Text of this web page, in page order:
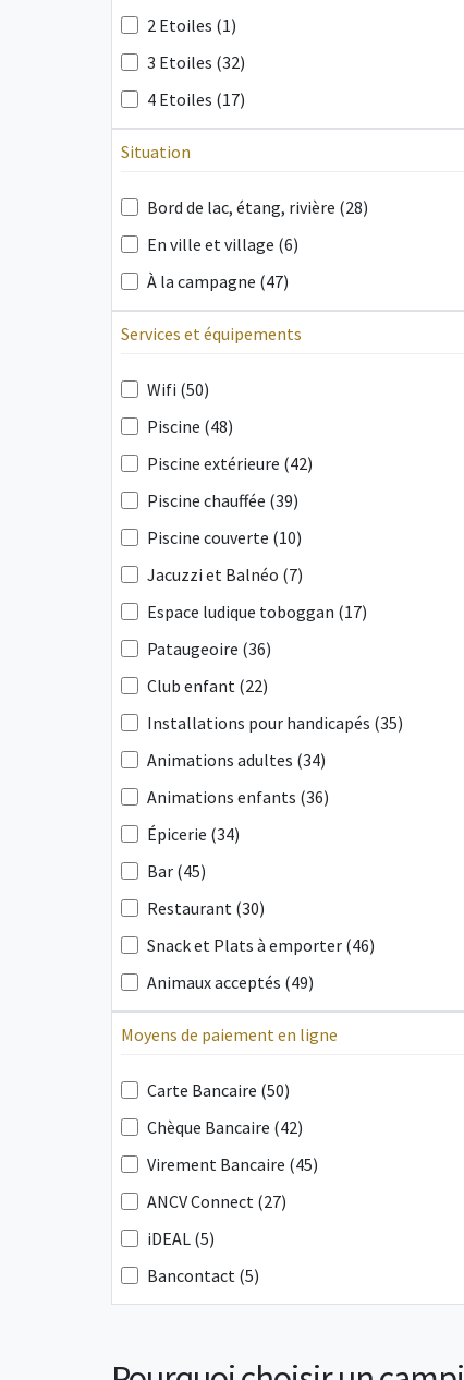
2 Etoiles (1)
3 Etoiles (32)
4 Etoiles (17)
Situation
Bord de lac, étang, rivière (28)
En ville et village (6)
À la campagne (47)
Services et équipements
Wifi (50)
Piscine (48)
Piscine extérieure (42)
Piscine chauffée (39)
Piscine couverte (10)
Jacuzzi et Balnéo (7)
Espace ludique toboggan (17)
Pataugeoire (36)
Club enfant (22)
Installations pour handicapés (35)
Animations adultes (34)
Animations enfants (36)
Épicerie (34)
Bar (45)
Restaurant (30)
Snack et Plats à emporter (46)
Animaux acceptés (49)
Moyens de paiement en ligne
Carte Bancaire (50)
Chèque Bancaire (42)
Virement Bancaire (45)
ANCV Connect (27)
iDEAL (5)
Bancontact (5)